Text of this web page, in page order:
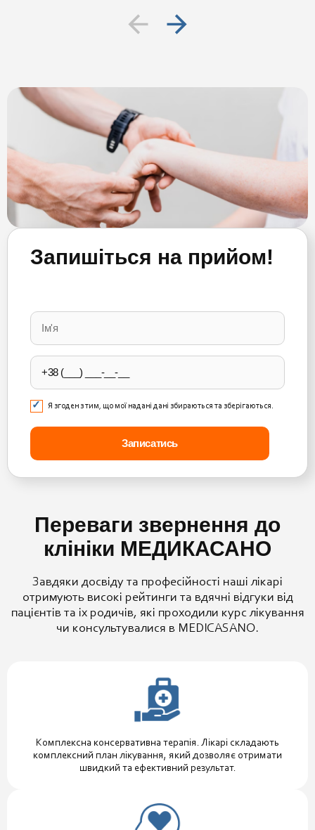
Запишіться на прийом!
leave
this
field
empty.
Я згоден з тим, що мої надані дані збираються та зберігаються.
Переваги звернення до
клініки МЕДИКАСАНО
Завдяки досвіду та професійності наші лікарі
отримують високі рейтинги та вдячні відгуки від
пацієнтів та іх родичів, які проходили курс лікування
чи консультувалися в MEDICASANO.
Комплексна консервативна терапія. Лікарі складають
комплексний план лікування, який дозволяє отримати
швидкий та ефективний результат.